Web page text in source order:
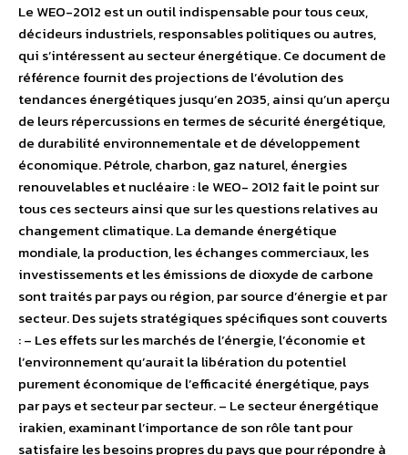
Le WEO-2012 est un outil indispensable pour tous ceux,
décideurs industriels, responsables politiques ou autres,
qui s’intéressent au secteur énergétique. Ce document de
référence fournit des projections de l’évolution des
tendances énergétiques jusqu’en 2035, ainsi qu’un aperçu
de leurs répercussions en termes de sécurité énergétique,
de durabilité environnementale et de développement
économique. Pétrole, charbon, gaz naturel, énergies
renouvelables et nucléaire : le WEO- 2012 fait le point sur
tous ces secteurs ainsi que sur les questions relatives au
changement climatique. La demande énergétique
mondiale, la production, les échanges commerciaux, les
investissements et les émissions de dioxyde de carbone
sont traités par pays ou région, par source d’énergie et par
secteur. Des sujets stratégiques spécifiques sont couverts
: – Les effets sur les marchés de l’énergie, l’économie et
l’environnement qu’aurait la libération du potentiel
purement économique de l’efficacité énergétique, pays
par pays et secteur par secteur. – Le secteur énergétique
irakien, examinant l’importance de son rôle tant pour
satisfaire les besoins propres du pays que pour répondre à